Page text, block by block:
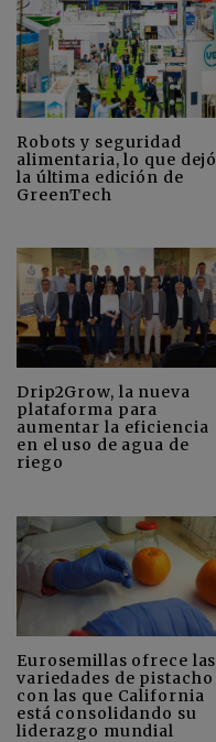
Robots y seguridad
alimentaria, lo que dejó
la última edición de
GreenTech
Drip2Grow, la nueva
plataforma para
aumentar la eficiencia
en el uso de agua de
riego
Eurosemillas ofrece las
variedades de pistacho
con las que California
está consolidando su
liderazgo mundial